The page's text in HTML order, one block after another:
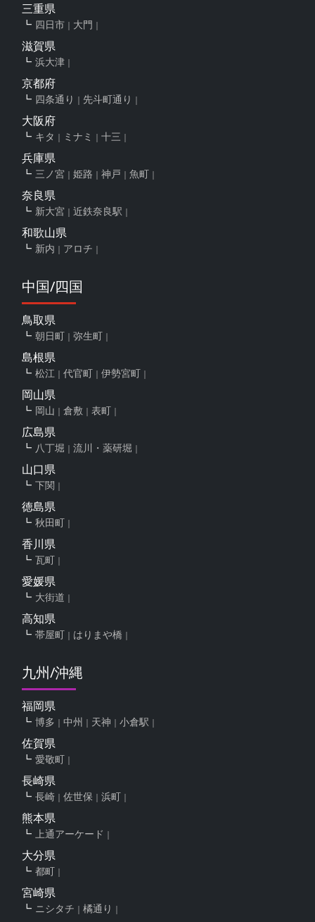
三重県
四日市 大門
滋賀県
浜大津
京都府
四条通り 先斗町通り
大阪府
キタ ミナミ 十三
兵庫県
三ノ宮 姫路 神戸 魚町
奈良県
新大宮 近鉄奈良駅
和歌山県
新内 アロチ
中国/四国
鳥取県
朝日町 弥生町
島根県
松江 代官町 伊勢宮町
岡山県
岡山 倉敷 表町
広島県
八丁堀 流川・薬研堀
山口県
下関
徳島県
秋田町
香川県
瓦町
愛媛県
大街道
高知県
帯屋町 はりまや橋
九州/沖縄
福岡県
博多 中州 天神 小倉駅
佐賀県
愛敬町
長崎県
長崎 佐世保 浜町
熊本県
上通アーケード
大分県
都町
宮崎県
ニシタチ 橘通り